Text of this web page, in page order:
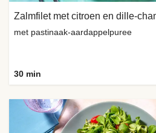
Zalmfilet met citroen en dille-
met pastinaak-aardappelpuree
30 min